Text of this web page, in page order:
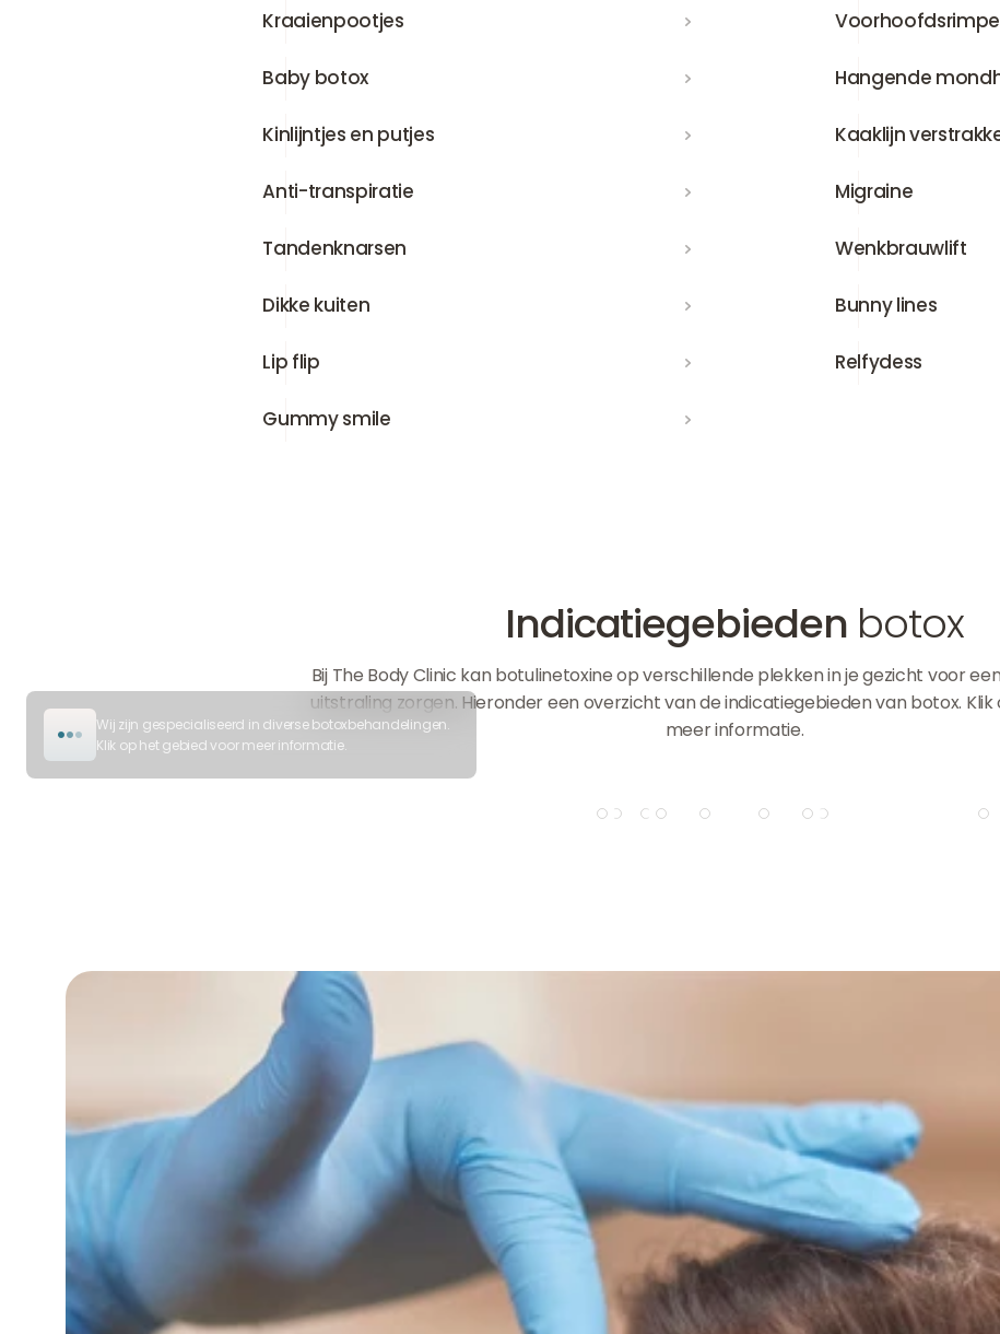
KraaienpootjesKraaienpootjes Voorhoofdsrimpels
Baby botoxBaby botox Hangende mondhoeken
Hangende
Kinlijntjes en putjesKinlijntjes en putjes Kaaklijn verstrakken
Kaaklijn
Anti-transpiratieAnti-transpiratie Migraine
TandenknarsenTandenknarsen WenkbrauwliftWenkbrauwlift
Dikke kuitenDikke kuiten Bunny linesBunny lines
Lip flip Relfydess
Gummy smileGummy smile
Indicatiegebieden botox
Bij The Body Clinic kan botulinetoxine op verschillende plekken in je gezicht voor
uitstraling zorgen. Hieronder een overzicht van de indicatiegebieden van botox.
meer informatie.
Wij zijn gespecialiseerd in diverse botoxbehandelingen.
Klik op het gebied voor meer informatie.